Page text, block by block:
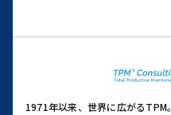
1971年以来、世界に広がるTPM。